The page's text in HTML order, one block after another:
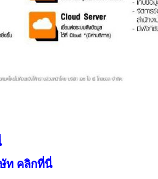
ท คลิกที่นี่